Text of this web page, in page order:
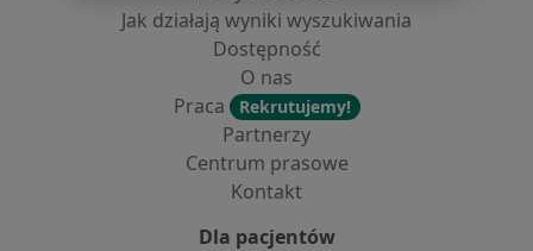
Jak działają wyniki wyszukiwania
Dostępność
O nas
Praca
Rekrutujemy!
Partnerzy
Centrum prasowe
Kontakt
Dla pacjentów